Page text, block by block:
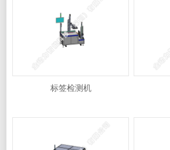
标签检测机